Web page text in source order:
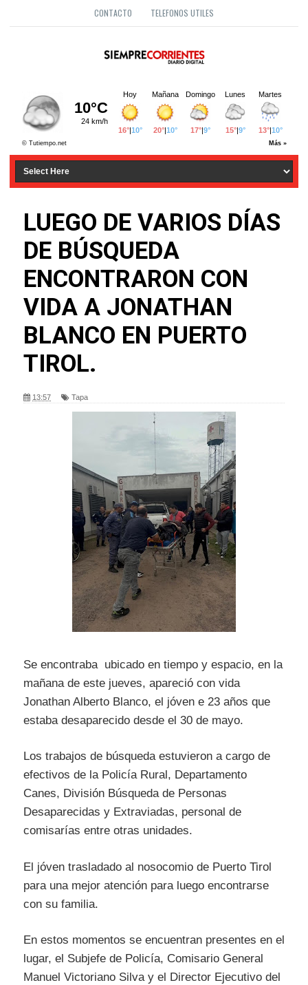
CONTACTO TELEFONOS UTILES
LUEGO DE VARIOS DÍAS
DE BÚSQUEDA
ENCONTRARON CON
VIDA A JONATHAN
BLANCO EN PUERTO
TIROL.
13:57 Tapa
Se encontraba ubicado en tiempo y espacio, en la
mañana de este jueves, apareció con vida
Jonathan Alberto Blanco, el jóven e 23 años que
estaba desaparecido desde el 30 de mayo.
Los trabajos de búsqueda estuvieron a cargo de
efectivos de la Policía Rural, Departamento
Canes, División Búsqueda de Personas
Desaparecidas y Extraviadas, personal de
comisarías entre otras unidades.
El jóven trasladado al nosocomio de Puerto Tirol
para una mejor atención para luego encontrarse
con su familia.
En estos momentos se encuentran presentes en el
lugar, el Subjefe de Policía, Comisario General
Manuel Victoriano Silva y el Director Ejecutivo del